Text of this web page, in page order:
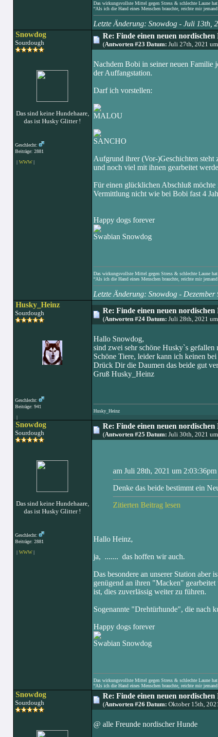
Das wirkungsvollste Mittel gegen Stress & schlechte Laune
“Als ich die Hand eines Menschen brauchte, reichte mir jemand
Letzte Änderung: Snowdog - Juli 13th,
Snowdog
Sourdough
Das sind keine Hundehaare,
das ist Husky Glitter !
Geschlecht:
Beiträge: 2881
| WWW|
Re: Finde einen neuen
(Antworten #23 Datum: Juli 27th, 2021
Nachdem Bobi in seiner neuen
der Auffangstation.
Darf ich vorstellen:
MALOU
SANCHO
Aufgrund ihrer (Vor-)Geschichten steht
und noch viel mit ihnen gearbeitet
Für einen glücklichen Abschluß
Vermittlung nicht wie bei Bobi fast 4
Happy dogs forever
Swabian Snowdog
Das wirkungsvollste Mittel gegen Stress & schlechte Laune
“Als ich die Hand eines Menschen brauchte, reichte mir jemand
Letzte Änderung: Snowdog -
Husky_Heinz
Sourdough
Geschlecht:
Beiträge: 941
|
Re: Finde einen neuen
(Antworten #24 Datum: Juli 28th, 2021
Hallo Snowdog,
sind zwei sehr schöne Husky`s gefallen
Schöne Tiere, leider kann ich keinen
Drück Dir die Daumen das beide gut
Gruß Husky_Heinz
Husky_Heinz
Snowdog
Sourdough
Das sind keine Hundehaare,
das ist Husky Glitter !
Geschlecht:
Beiträge: 2881
| WWW|
Re: Finde einen neuen
(Antworten #25 Datum: Juli 30th, 2021
am Juli 28th, 2021 um
Denke das beide bestimmt ein
Zitierten Beitrag lesen
Hallo Heinz,
ja, ....... das hoffen wir auch.
Das besondere an unserer Station aber
genügend an ihren "Macken"
ist, dies zuverlässig weiter zu führen.
Sogenannte "Drehtürhunde", die nach
Happy dogs forever
Swabian Snowdog
Das wirkungsvollste Mittel gegen Stress & schlechte Laune
“Als ich die Hand eines Menschen brauchte, reichte mir jemand
Snowdog
Sourdough
Re: Finde einen neuen
(Antworten #26 Datum: Oktober 15th,
@ alle Freunde nordischer Hunde